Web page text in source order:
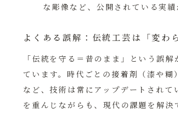
な彫像など、公開されている実
よくある誤解：伝統工芸は「変わ
「伝統を守る＝昔のまま」という誤
ています。時代ごとの接着剤（漆や
など、技術は常にアップデートされ
を重んじながらも、現代の課題を解決